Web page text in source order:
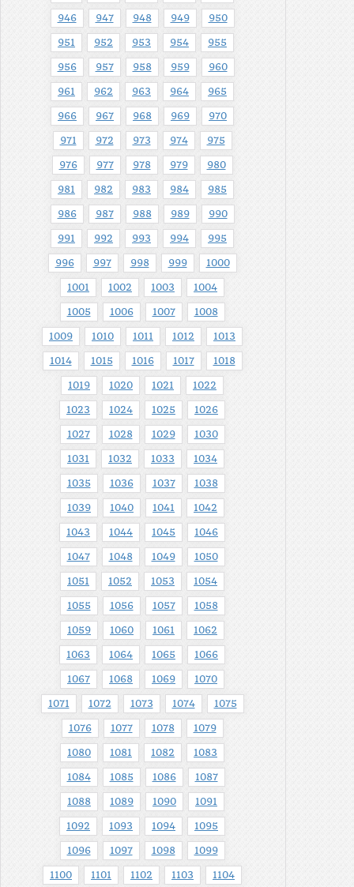
946 947 948 949 950
951 952 953 954 955
956 957 958 959 960
961 962 963 964 965
966 967 968 969 970
971 972 973 974 975
976 977 978 979 980
981 982 983 984 985
986 987 988 989 990
991 992 993 994 995
996 997 998 999 1000
1001 1002 1003 1004
1005 1006 1007 1008
1009 1010 1011 1012 1013
1014 1015 1016 1017 1018
1019 1020 1021 1022
1023 1024 1025 1026
1027 1028 1029 1030
1031 1032 1033 1034
1035 1036 1037 1038
1039 1040 1041 1042
1043 1044 1045 1046
1047 1048 1049 1050
1051 1052 1053 1054
1055 1056 1057 1058
1059 1060 1061 1062
1063 1064 1065 1066
1067 1068 1069 1070
1071 1072 1073 1074 1075
1076 1077 1078 1079
1080 1081 1082 1083
1084 1085 1086 1087
1088 1089 1090 1091
1092 1093 1094 1095
1096 1097 1098 1099
1100 1101 1102 1103 1104